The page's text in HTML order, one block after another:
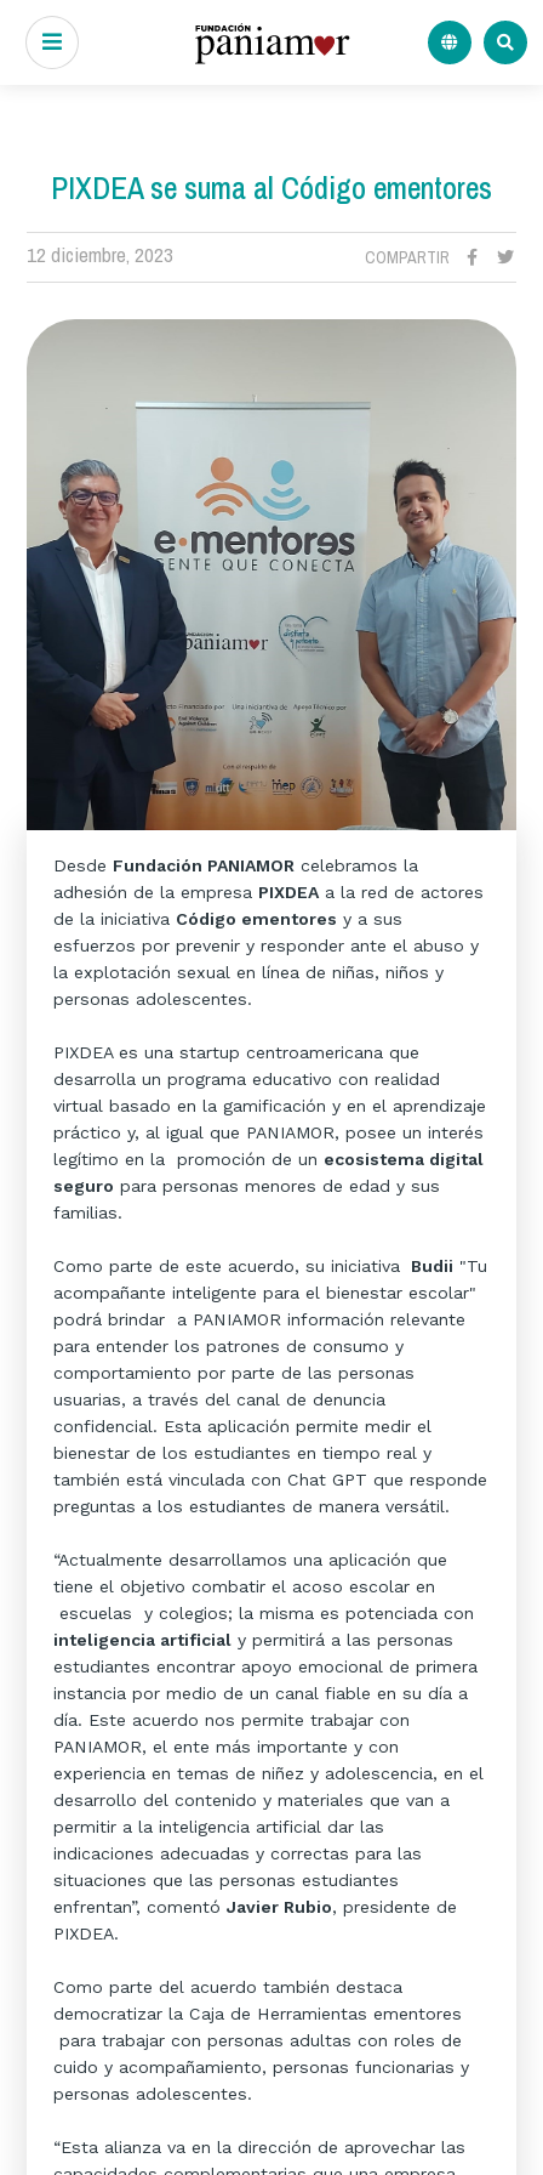
PIXDEA se suma al Código ementores
12 diciembre, 2023 COMPARTIR
Desde Fundación PANIAMOR celebramos la
adhesión de la empresa PIXDEA a la red de actores
de la iniciativa Código ementores y a sus
esfuerzos por prevenir y responder ante el abuso y
la explotación sexual en línea de niñas, niños y
personas adolescentes.
PIXDEA es una startup centroamericana que
desarrolla un programa educativo con realidad
virtual basado en la gamificación y en el aprendizaje
práctico y, al igual que PANIAMOR, posee un interés
legítimo en la promoción de un ecosistema digital
seguro para personas menores de edad y sus
familias.
Como parte de este acuerdo, su iniciativa Budii "Tu
acompañante inteligente para el bienestar escolar"
podrá brindar a PANIAMOR información relevante
para entender los patrones de consumo y
comportamiento por parte de las personas
usuarias, a través del canal de denuncia
confidencial. Esta aplicación permite medir el
bienestar de los estudiantes en tiempo real y
también está vinculada con Chat GPT que responde
preguntas a los estudiantes de manera versátil.
“Actualmente desarrollamos una aplicación que
tiene el objetivo combatir el acoso escolar en
escuelas y colegios; la misma es potenciada con
inteligencia artificial y permitirá a las personas
estudiantes encontrar apoyo emocional de primera
instancia por medio de un canal fiable en su día a
día. Este acuerdo nos permite trabajar con
PANIAMOR, el ente más importante y con
experiencia en temas de niñez y adolescencia, en el
desarrollo del contenido y materiales que van a
permitir a la inteligencia artificial dar las
indicaciones adecuadas y correctas para las
situaciones que las personas estudiantes
enfrentan”, comentó Javier Rubio, presidente de
PIXDEA.
Como parte del acuerdo también destaca
democratizar la Caja de Herramientas ementores
para trabajar con personas adultas con roles de
cuido y acompañamiento, personas funcionarias y
personas adolescentes.
“Esta alianza va en la dirección de aprovechar las